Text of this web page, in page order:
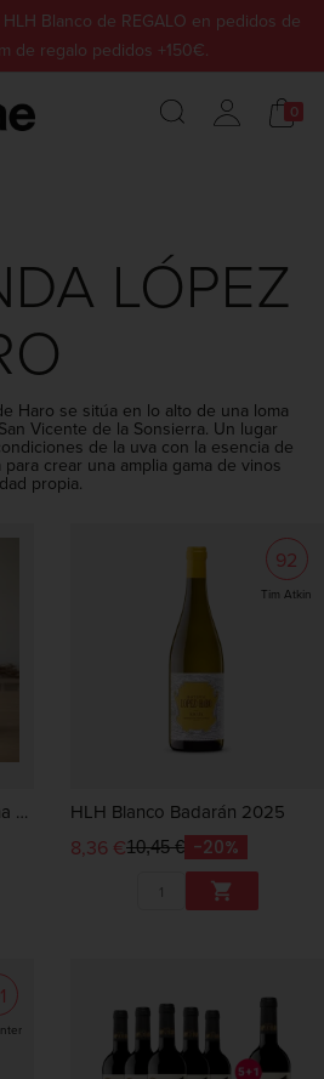
Blanco de REGALO en pedidos de
de regalo pedidos +150€.
0
LÓPEZ
Haro se sitúa en lo alto de una loma
Vicente de la Sonsierra. Un lugar
de la uva con la esencia de
crear una amplia gama de vinos
propia.
Estuche Manual De La Buena Vida
Tim Atkin
92
HLH Blanco Badarán 2025
8,36 €10,45 € -20%
